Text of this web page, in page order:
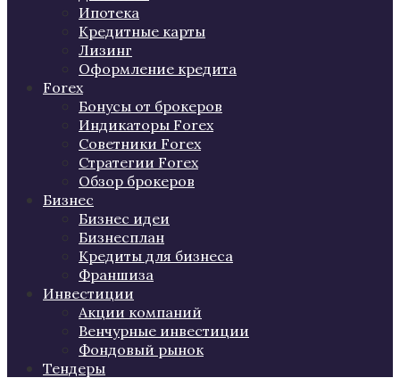
Ипотека
Кредитные карты
Лизинг
Оформление кредита
Forex
Бонусы от брокеров
Индикаторы Forex
Советники Forex
Стратегии Forex
Обзор брокеров
Бизнес
Бизнес идеи
Бизнесплан
Кредиты для бизнеса
Франшиза
Инвестиции
Акции компаний
Венчурные инвестиции
Фондовый рынок
Тендеры